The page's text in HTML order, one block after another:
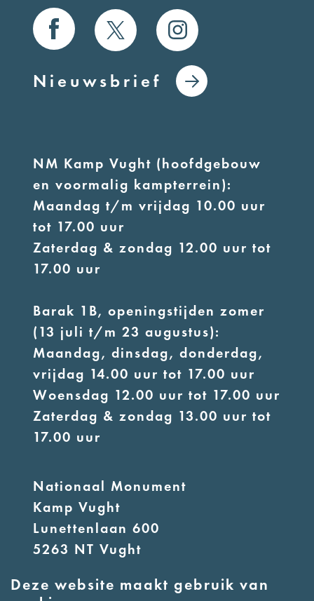
Deze website maakt gebruik van
Nieuwsbrief
NM Kamp Vught (hoofdgebouw
en voormalig kampterrein):
Maandag t/m vrijdag 10.00 uur
tot 17.00 uur
Zaterdag & zondag 12.00 uur tot
17.00 uur
Barak 1B, openingstijden zomer
(13 juli t/m 23 augustus):
Maandag, dinsdag, donderdag,
vrijdag 14.00 uur tot 17.00 uur
Woensdag 12.00 uur tot 17.00 uur
Zaterdag & zondag 13.00 uur tot
17.00 uur
Nationaal Monument
Kamp Vught
Lunettenlaan 600
5263 NT Vught